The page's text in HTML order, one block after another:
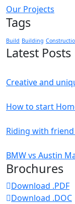
Our Projects
Tags
Build Building
Latest Posts
Creative and
How to start
Riding with
BMW vs Austin
Brochures
Download .PDF
Download .DOC